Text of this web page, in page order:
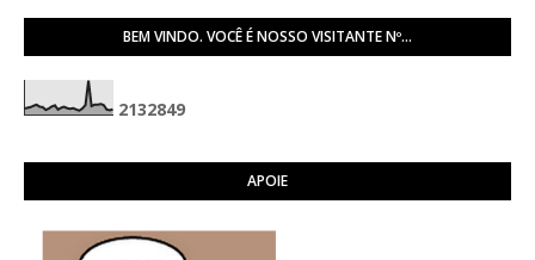
BEM VINDO. VOCÊ É NOSSO VISITANTE Nº...
2132849
APOIE